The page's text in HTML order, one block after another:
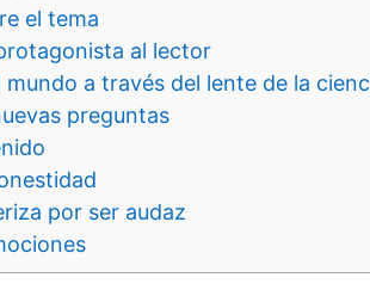
el tema
al lector
a través del lente de la
preguntas
por ser audaz